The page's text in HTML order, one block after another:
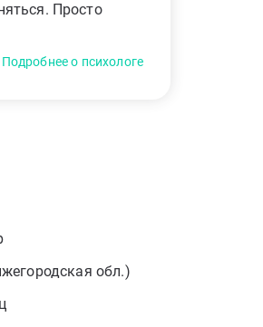
Просто
Подробнее о психологе
обл.)